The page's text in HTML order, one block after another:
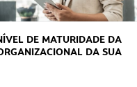
DE MATURIDADE DA
DA SUA